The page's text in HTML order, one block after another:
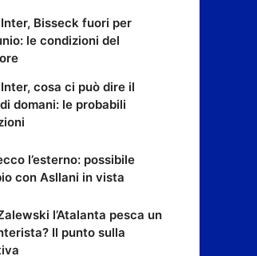
Bisseck fuori per
le condizioni del
cosa ci può dire il
domani: le probabili
l’esterno: possibile
con Asllani in vista
l’Atalanta pesca un
Il punto sulla